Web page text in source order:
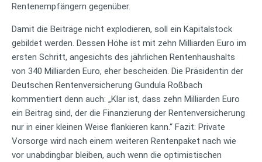
Rentenempfängern gegenüber.
Damit die Beiträge nicht explodieren, soll ein Kapitalstock
gebildet werden. Dessen Höhe ist mit zehn Milliarden Euro im
ersten Schritt, angesichts des jährlichen Rentenhaushalts
von 340 Milliarden Euro, eher bescheiden. Die Präsidentin der
Deutschen Rentenversicherung Gundula Roßbach
kommentiert denn auch: „Klar ist, dass zehn Milliarden Euro
ein Beitrag sind, der die Finanzierung der Rentenversicherung
nur in einer kleinen Weise flankieren kann.“ Fazit: Private
Vorsorge wird nach einem weiteren Rentenpaket nach wie
vor unabdingbar bleiben, auch wenn die optimistischen